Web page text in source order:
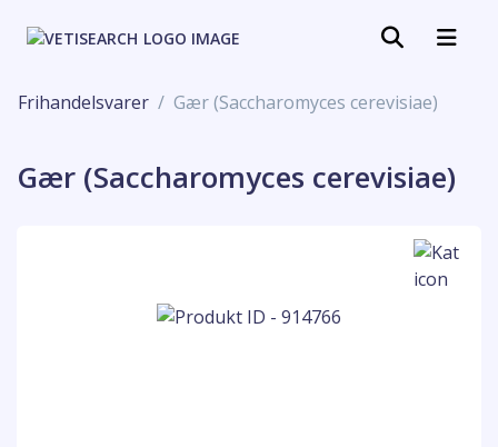
Frihandelsvarer Gær (Saccharomyces cerevisiae)
Gær (Saccharomyces cerevisiae)